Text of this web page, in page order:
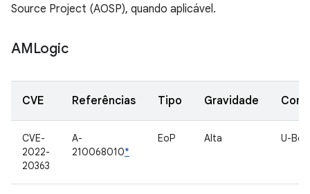
Source Project (AOSP), quando aplicável.
AMLogic
CVE Referências Tipo Gravidade
CVE-
2022-
20363
A-
210068010*
EoP Alta U-